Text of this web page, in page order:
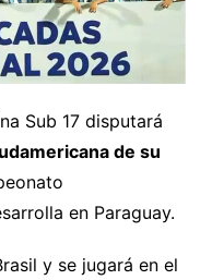
Sub 17 disputará
de su
en Paraguay.
y se jugará en el